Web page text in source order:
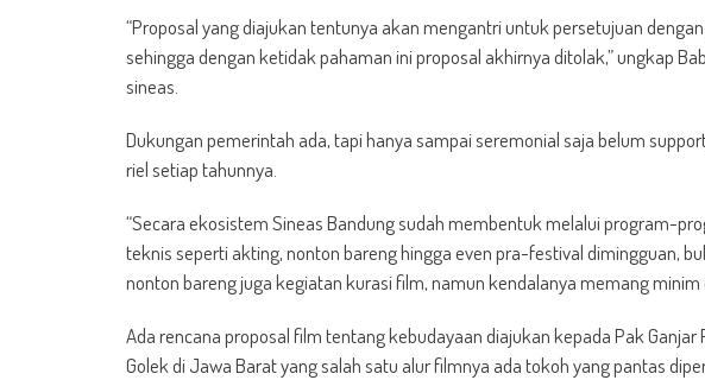
“Proposal yang diajukan tentunya akan mengantri untuk persetujuan
sehingga dengan ketidak pahaman ini proposal akhirnya ditolak,” ungkap
sineas.
Dukungan pemerintah ada, tapi hanya sampai seremonial saja belum
riel setiap tahunnya.
“Secara ekosistem Sineas Bandung sudah membentuk melalui program-
teknis seperti akting, nonton bareng hingga even pra-festival dimingguan,
nonton bareng juga kegiatan kurasi film, namun kendalanya memang minim
Ada rencana proposal film tentang kebudayaan diajukan kepada Pak
Golek di Jawa Barat yang salah satu alur filmnya ada tokoh yang pantas